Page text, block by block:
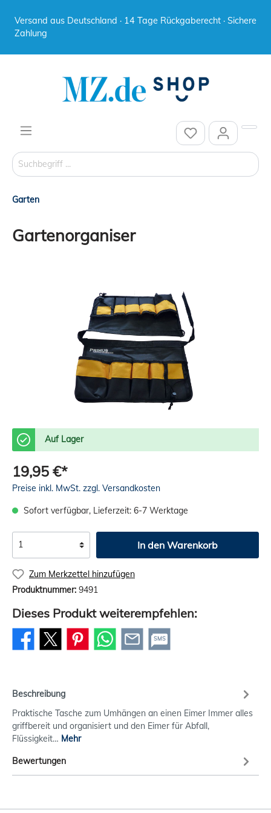
Versand aus Deutschland · 14 Tage Rückgaberecht · Sichere
Zahlung
Garten
Gartenorganiser
Auf Lager
19,95 €*
Preise inkl. MwSt. zzgl. Versandkosten
Sofort verfügbar, Lieferzeit: 6-7 Werktage
In den Warenkorb
Zum Merkzettel hinzufügen
Produktnummer: 9491
Dieses Produkt weiterempfehlen:
SMS
Beschreibung
Praktische Tasche zum Umhängen an einen Eimer Immer alles
griffbereit und organisiert und den Eimer für Abfall,
Flüssigkeit… Mehr
Bewertungen